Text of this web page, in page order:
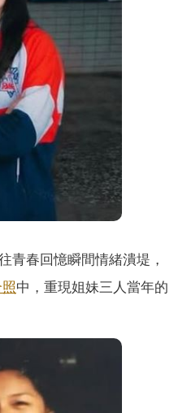
青春回憶瞬間情緒潰堤，
中，重現姐妹三人當年的